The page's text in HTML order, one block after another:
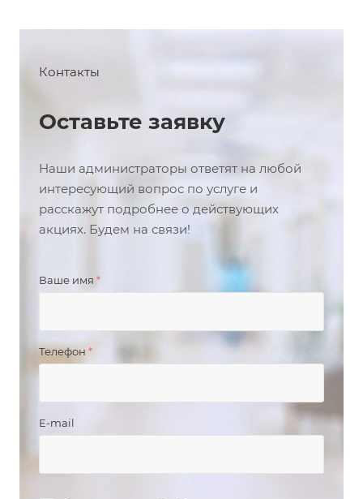
Контакты
Оставьте заявку
Наши администраторы ответят на любой
интересующий вопрос по услуге и
расскажут подробнее о действующих
акциях. Будем на связи!
Ваше имя *
Телефон *
E-mail